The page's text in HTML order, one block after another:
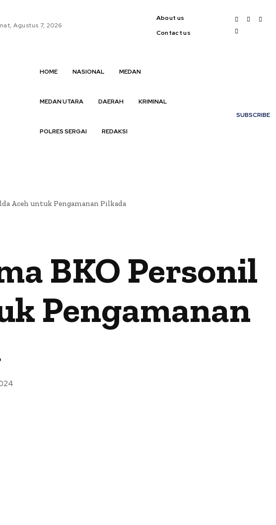
Agustus 7, 2026
About us
Contact us
HOME NASIONAL MEDAN
MEDAN UTARA DAERAH KRIMINAL
POLRES SERGAI REDAKSI
SUBSCRIBE
Aceh untuk Pengamanan Pilkada
BKO Personil
Pengamanan